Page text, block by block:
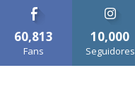
60,813
Fans
10,000
Seguidores